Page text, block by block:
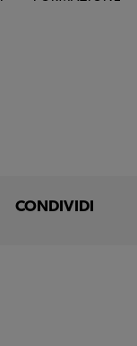
CONDIVIDI